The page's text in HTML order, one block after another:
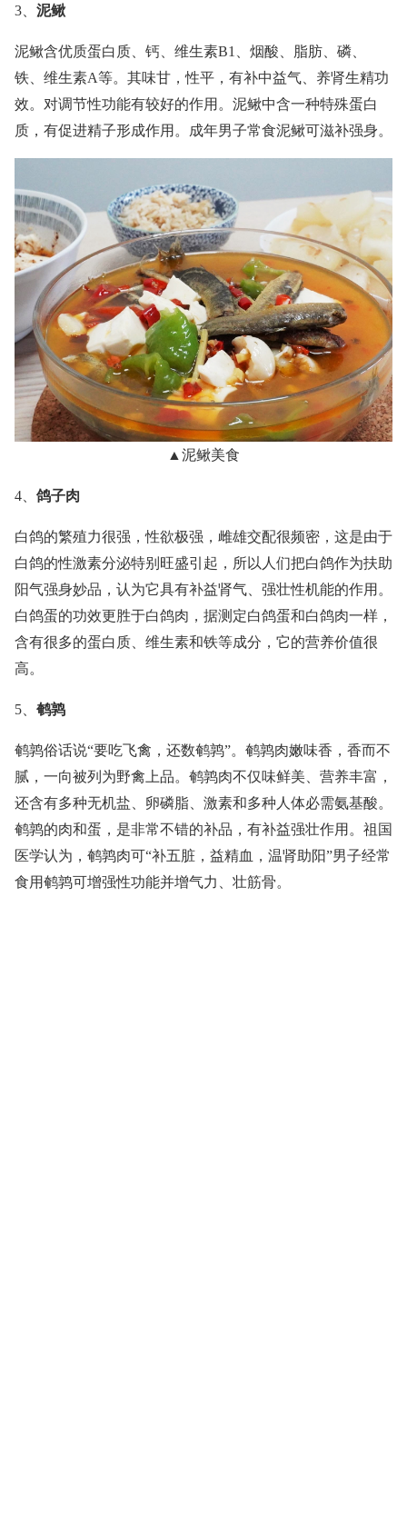
3、 泥鳅
泥鳅含优质蛋白质、钙、维生素B1、烟酸、脂肪、磷、
铁、维生素A等。其味甘，性平，有补中益气、养肾生精功
效。对调节性功能有较好的作用。泥鳅中含一种特殊蛋白
质，有促进精子形成作用。成年男子常食泥鳅可滋补强身。
▲泥鳅美食
4、 鸽子肉
白鸽的繁殖力很强，性欲极强，雌雄交配很频密，这是由于
白鸽的性激素分泌特别旺盛引起，所以人们把白鸽作为扶助
阳气强身妙品，认为它具有补益肾气、强壮性机能的作用。
白鸽蛋的功效更胜于白鸽肉，据测定白鸽蛋和白鸽肉一样，
含有很多的蛋白质、维生素和铁等成分，它的营养价值很
高。
5、 鹌鹑
鹌鹑俗话说“要吃飞禽，还数鹌鹑”。鹌鹑肉嫩味香，香而不
腻，一向被列为野禽上品。鹌鹑肉不仅味鲜美、营养丰富，
还含有多种无机盐、卵磷脂、激素和多种人体必需氨基酸。
鹌鹑的肉和蛋，是非常不错的补品，有补益强壮作用。祖国
医学认为，鹌鹑肉可“补五脏，益精血，温肾助阳”男子经常
食用鹌鹑可增强性功能并增气力、壮筋骨。